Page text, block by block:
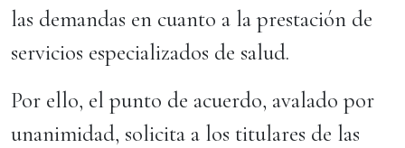
las demandas en cuanto a la prestación de
servicios especializados de salud.
Por ello, el punto de acuerdo, avalado por
unanimidad, solicita a los titulares de las